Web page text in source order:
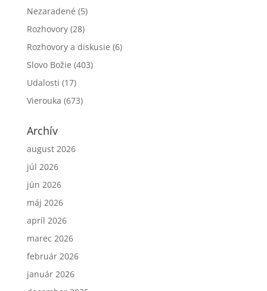
Nezaradené (5)
Rozhovory(28)
Rozhovory a diskusie (6)
Slovo Božie (403)
Udalosti (17)
Vierouka (673)
Archív
august 2026
júl 2026
jún 2026
máj 2026
apríl 2026
marec 2026
február 2026
január 2026